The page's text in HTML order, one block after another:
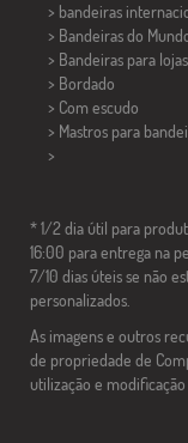
> bandeiras
> Bandeiras do
> Bandeiras para
> Bordado
> Com escudo
> Mastros para
>
* 1/2 dia útil para
16:00 para entrega na
7/10 dias úteis se não
personalizados.
As imagens e outros
de propriedade de
utilização e